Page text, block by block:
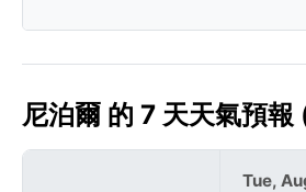
尼泊爾 的 7 天天氣預
Tue,